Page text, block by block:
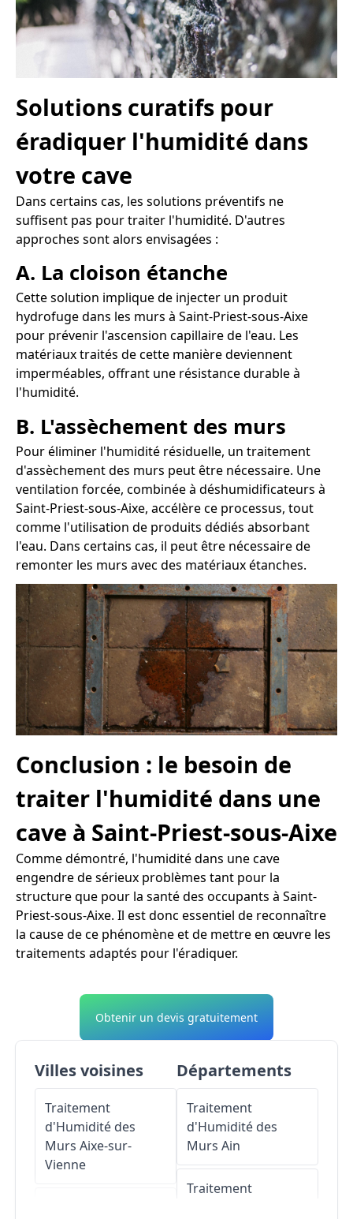
Solutions curatifs pour
éradiquer l'humidité dans
votre cave
Dans certains cas, les solutions préventifs ne
suffisent pas pour traiter l'humidité. D'autres
approches sont alors envisagées :
A. La cloison étanche
Cette solution implique de injecter un produit
hydrofuge dans les murs à Saint-Priest-sous-Aixe
pour prévenir l'ascension capillaire de l'eau. Les
matériaux traités de cette manière deviennent
imperméables, offrant une résistance durable à
l'humidité.
B. L'assèchement des murs
Pour éliminer l'humidité résiduelle, un traitement
d'assèchement des murs peut être nécessaire. Une
ventilation forcée, combinée à déshumidificateurs à
Saint-Priest-sous-Aixe, accélère ce processus, tout
comme l'utilisation de produits dédiés absorbant
l'eau. Dans certains cas, il peut être nécessaire de
remonter les murs avec des matériaux étanches.
Conclusion : le besoin de
traiter l'humidité dans une
cave à Saint-Priest-sous-Aixe
Comme démontré, l'humidité dans une cave
engendre de sérieux problèmes tant pour la
structure que pour la santé des occupants à Saint-
Priest-sous-Aixe. Il est donc essentiel de reconnaître
la cause de ce phénomène et de mettre en œuvre les
traitements adaptés pour l'éradiquer.
Obtenir un devis gratuitement
Villes voisines
Traitement
d'Humidité des
Murs Aixe-sur-
Vienne
Départements
Traitement
d'Humidité des
Murs Ain
Traitement